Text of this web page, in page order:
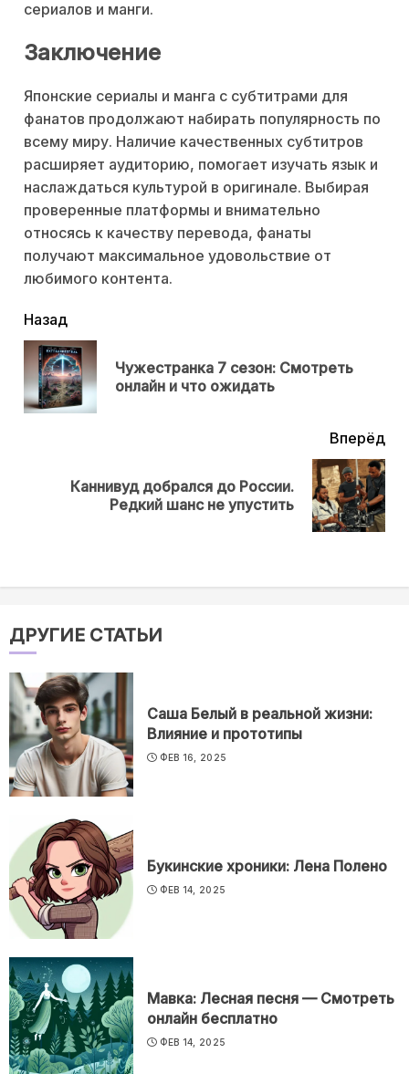
сериалов и манги.
Заключение
Японские сериалы и манга с субтитрами для
фанатов продолжают набирать популярность по
всему миру. Наличие качественных субтитров
расширяет аудиторию, помогает изучать язык и
наслаждаться культурой в оригинале. Выбирая
проверенные платформы и внимательно
относясь к качеству перевода, фанаты
получают максимальное удовольствие от
любимого контента.
читать
еще
Назад
Чужестранка 7 сезон: Смотреть
онлайн и что ожидать
Вперёд
Каннивуд добрался до России.
Редкий шанс не упустить
ДРУГИЕ СТАТЬИ
Саша Белый в реальной жизни:
Влияние и прототипы
ФЕВ 16, 2025
Букинские хроники: Лена Полено
ФЕВ 14, 2025
Мавка: Лесная песня — Смотреть
онлайн бесплатно
ФЕВ 14, 2025